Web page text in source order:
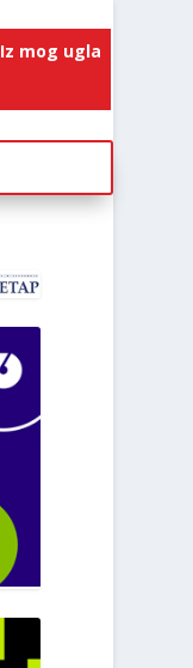
Iz mog ugla